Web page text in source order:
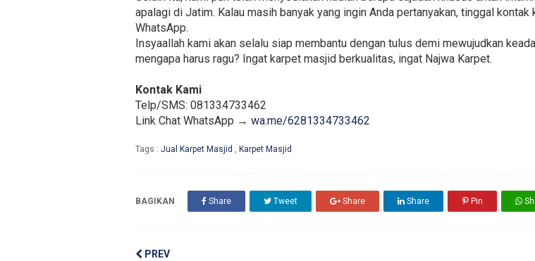
apalagi di Jatim. Kalau masih banyak yang ingin Anda pertanyakan, tinggal
WhatsApp.
Insyaallah kami akan selalu siap membantu dengan tulus demi mewujudkan
mengapa harus ragu? Ingat karpet masjid berkualitas, ingat Najwa Karpet.
Kontak Kami
Telp/SMS: 081334733462
Link Chat WhatsApp → wa.me/6281334733462
Tags : Jual Karpet Masjid , Karpet Masjid
BAGIKAN Share Tweet Share Share Pin
PREV